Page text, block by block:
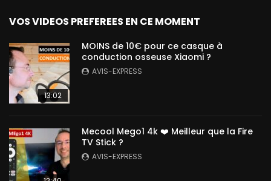
VOS VIDEOS PREFEREES EN CE MOMENT
13:02
MOINS de 10€ pour ce casque à
conduction osseuse Xiaomi ?
AVIS-EXPRESS
Mecool Mego1 4k ❤️ Meilleur que la Fire
TV Stick ?
AVIS-EXPRESS